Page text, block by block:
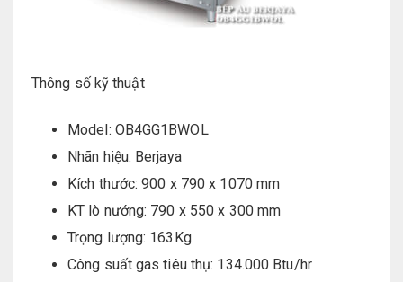
Thông số kỹ thuật
Model: OB4GG1BWOL
Nhãn hiệu: Berjaya
Kích thước: 900 x 790 x 1070 mm
KT lò nướng: 790 x 550 x 300 mm
Trọng lượng: 163Kg
Công suất gas tiêu thụ: 134.000 Btu/hr